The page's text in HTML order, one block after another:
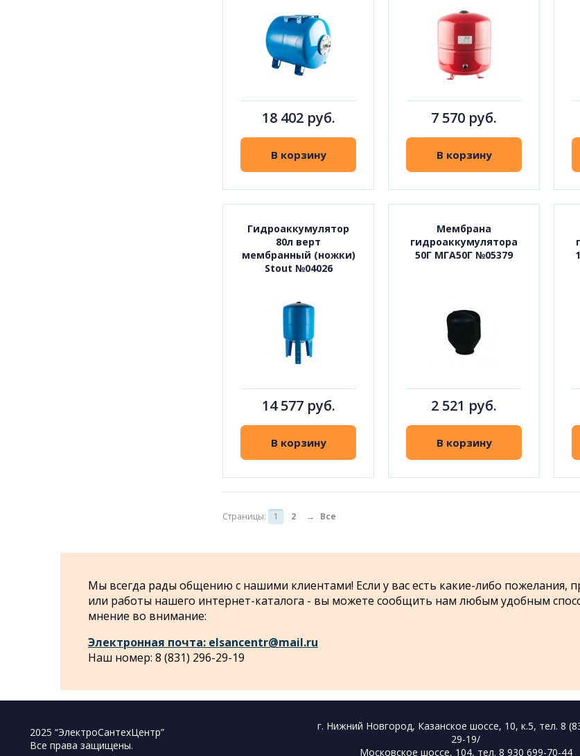
18 402 руб.
В корзину
7 570 руб.
В корзину
Гидроаккумулятор
80л верт
мембранный (ножки)
Stout №04026
14 577 руб.
В корзину
Мембрана
гидроаккумулятора
50Г МГА50Г №05379
2 521 руб.
В корзину
Страницы: 1 2 → Все
Мы всегда рады общению с нашими клиентами! Если у вас есть какие-либо пожелания,
или работы нашего интернет-каталога - вы можете сообщить нам любым удобным
мнение во внимание:
Электронная почта: elsancentr@mail.ru
Наш номер: 8 (831) 296-29-19
2025 “ЭлектроСантехЦентр”
Все права защищены.
г. Нижний Новгород, Казанское шоссе, 10, к.5, тел. 8
29-19/
Московское шоссе, 104, тел. 8 930 699-70-44